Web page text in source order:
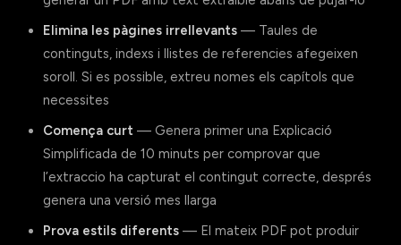
Elimina les pàgines irrellevants — Taules de
continguts, indexs i llistes de referencies afegeixen
soroll. Si es possible, extreu nomes els capítols que
necessites
Comença curt — Genera primer una Explicació
Simplificada de 10 minuts per comprovar que
l’extraccio ha capturat el contingut correcte, després
genera una versió mes llarga
Prova estils diferents — El mateix PDF pot produir